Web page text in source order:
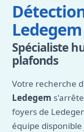
Ledegem
Spécialiste
plafonds
Votre recherche
Ledegem
foyers de
équipe